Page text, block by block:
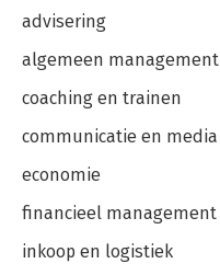
advisering
algemeen management
coaching en trainen
communicatie en media
economie
financieel management
inkoop en logistiek